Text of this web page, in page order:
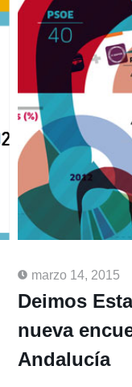
marzo 14, 2015
Deimos
nueva
Andalucía